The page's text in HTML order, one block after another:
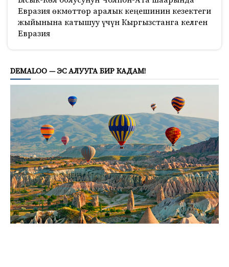
Евразия өкмөттөр аралык кеңешинин кезектеги
жыйынына катышуу үчүн Кыргызстанга келген
Евразия
DEMALOO — ЭС АЛУУГА БИР КАДАМ!